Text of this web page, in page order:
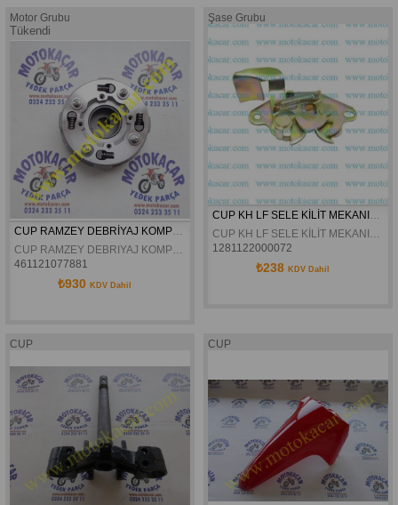
Motor Grubu
Tükendi
CUP RAMZEY DEBRİYAJ KOMPLE ORJİNAL
461121077881
₺930 KDV Dahil
Şase Grubu
1281122000072
₺238 KDV Dahil
CUP CUP